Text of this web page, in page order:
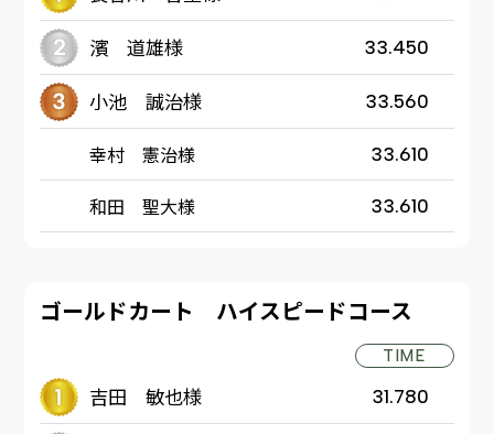
濱 道雄様 33.450
小池 誠治様 33.560
幸村 憲治様 33.610
和田 聖大様 33.610
ゴールドカート ハイスピードコース
TIME
吉田 敏也様 31.780